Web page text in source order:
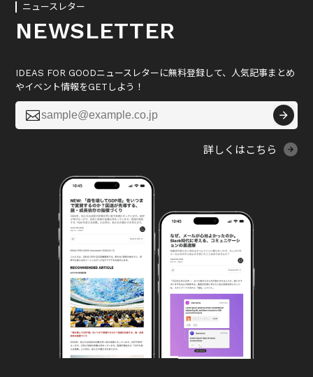
ニュースレター
NEWSLETTER
IDEAS FOR GOODニュースレターに無料登録して、人気記事まとめ
やイベント情報をGETしよう！

詳しくはこちら